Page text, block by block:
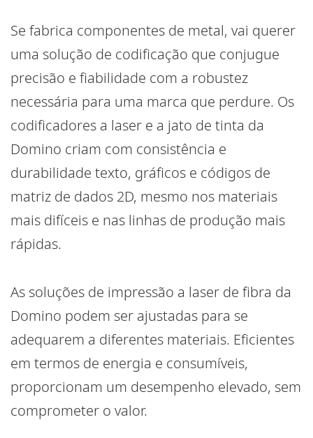
Se fabrica componentes de metal, vai querer
uma solução de codificação que conjugue
precisão e fiabilidade com a robustez
necessária para uma marca que perdure. Os
codificadores a laser e a jato de tinta da
Domino criam com consistência e
durabilidade texto, gráficos e códigos de
matriz de dados 2D, mesmo nos materiais
mais difíceis e nas linhas de produção mais
rápidas.
As soluções de impressão a laser de fibra da
Domino podem ser ajustadas para se
adequarem a diferentes materiais. Eficientes
em termos de energia e consumíveis,
proporcionam um desempenho elevado, sem
comprometer o valor.